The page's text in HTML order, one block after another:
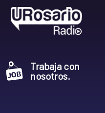
Trabaja con
nosotros.